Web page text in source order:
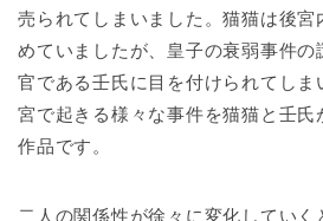
売られてしまいました。猫猫は後宮
めていましたが、皇子の衰弱事件の
官である壬氏に目を付けられてしま
宮で起きる様々な事件を猫猫と壬氏
作品です。
二人の関係性が徐々に変化していく